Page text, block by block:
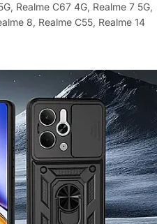
, Realme C67 4G, Realme 7 5G,
8, Realme C55, Realme 14